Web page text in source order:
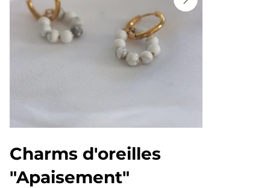
Charms d'oreilles
"Apaisement"